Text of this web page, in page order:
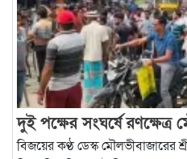
দুই পক্ষের সংঘর্ষে রণক্ষেত্র
বিজয়ের কণ্ঠ ডেস্ক মৌলভীবাজারের